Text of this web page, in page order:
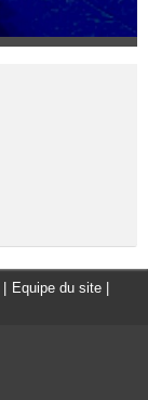
Equipe du site